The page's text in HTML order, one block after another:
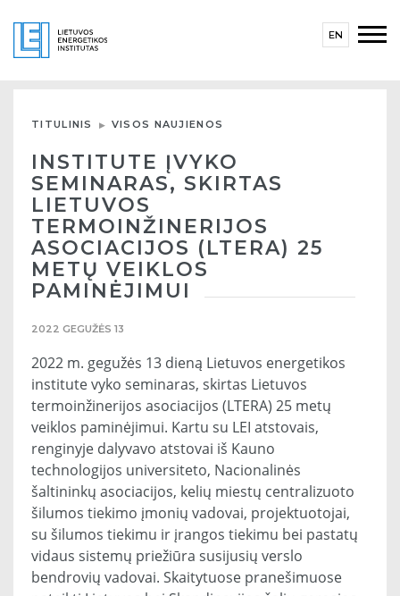
EN
TITULINIS VISOS NAUJIENOS
INSTITUTE ĮVYKO
SEMINARAS, SKIRTAS
LIETUVOS
TERMOINŽINERIJOS
ASOCIACIJOS (LTERA) 25
METŲ VEIKLOS
PAMINĖJIMUI
2022 GEGUŽĖS 13
2022 m. gegužės 13 dieną Lietuvos energetikos
institute vyko seminaras, skirtas Lietuvos
termoinžinerijos asociacijos (LTERA) 25 metų
veiklos paminėjimui. Kartu su LEI atstovais,
renginyje dalyvavo atstovai iš Kauno
technologijos universiteto, Nacionalinės
šaltininkų asociacijos, kelių miestų centralizuoto
šilumos tiekimo įmonių vadovai, projektuotojai,
su šilumos tiekimu ir įrangos tiekimu bei pastatų
vidaus sistemų priežiūra susijusių verslo
bendrovių vadovai. Skaitytuose pranešimuose